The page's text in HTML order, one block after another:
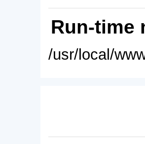
Run-time
/usr/local/